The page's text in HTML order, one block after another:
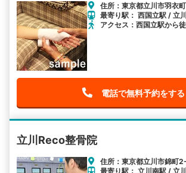
住所：東京都立川市羽衣
最寄り駅： 西国立駅 / 立
アクセス：西国立駅から
電話で無料予約をする
立川Reco整骨院
住所：東京都立川市錦町
最寄り駅： 立川南駅 / 立